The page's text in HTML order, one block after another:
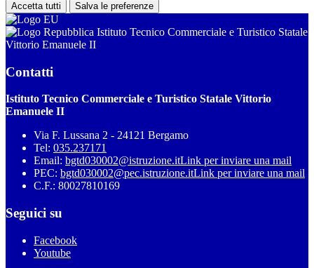
Accetta tutti Salva le preferenze
Istituto Tecnico Commerciale e Turistico Statale
Vittorio Emanuele II
Contatti
Istituto Tecnico Commerciale e Turistico Statale Vittorio
Emanuele II
Via F. Lussana 2 - 24121 Bergamo
Tel: 035.237171
Email: bgtd030002@istruzione.itLink per inviare una mail
PEC: bgtd030002@pec.istruzione.itLink per inviare una mail
C.F.: 80027810169
Seguici su
Facebook
Youtube